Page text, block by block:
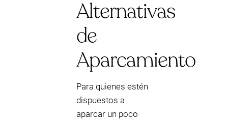
Alternativas
de
Aparcamiento
Para quienes estén
dispuestos a
aparcar un poco